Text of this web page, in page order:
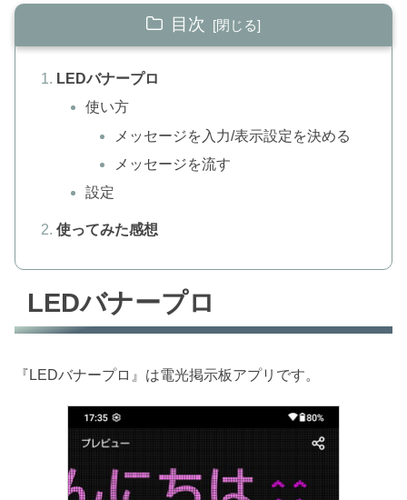
目次
LEDバナープロ
使い方
メッセージを入力/表示設定を決める
メッセージを流す
設定
使ってみた感想
LEDバナープロ
『LEDバナープロ』は電光掲示板アプリです。